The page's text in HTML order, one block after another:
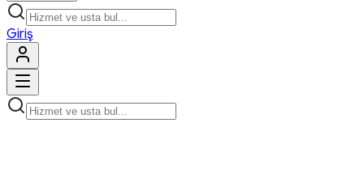
Giriş